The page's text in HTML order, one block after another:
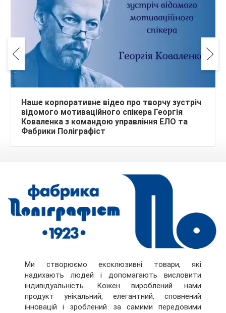
Наше корпоративне відео про творчу зустріч
відомого мотиваційного спікера Георгія
Коваленка з командою управління ЕЛО та
Фабрики Поліграфіст
Ми створюємо ексклюзивні товари, які
надихають людей і допомагають висловити
індивідуальність. Кожен вироблений нами
продукт унікальний, елегантний, сповнений
інновацій і зроблений за самими передовими